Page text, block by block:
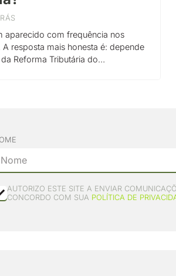
aparecido com frequência nos
A resposta mais honesta é: depende
Reforma Tributária do…
AUTORIZO ESTE SITE A ENVIAR
CONCORDO COM SUA POLÍTICA DE